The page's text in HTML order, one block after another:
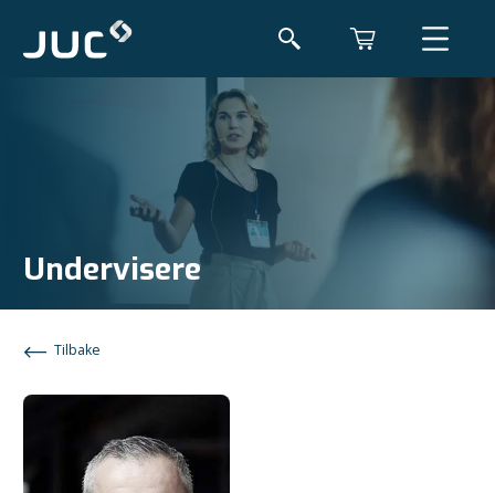
Undervisere
Tilbake